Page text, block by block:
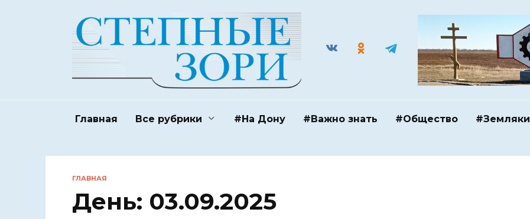
Главная Все рубрики #На Дону #Важно знать #Общество #Земляки
ГЛАВНАЯ
День: 03.09.2025